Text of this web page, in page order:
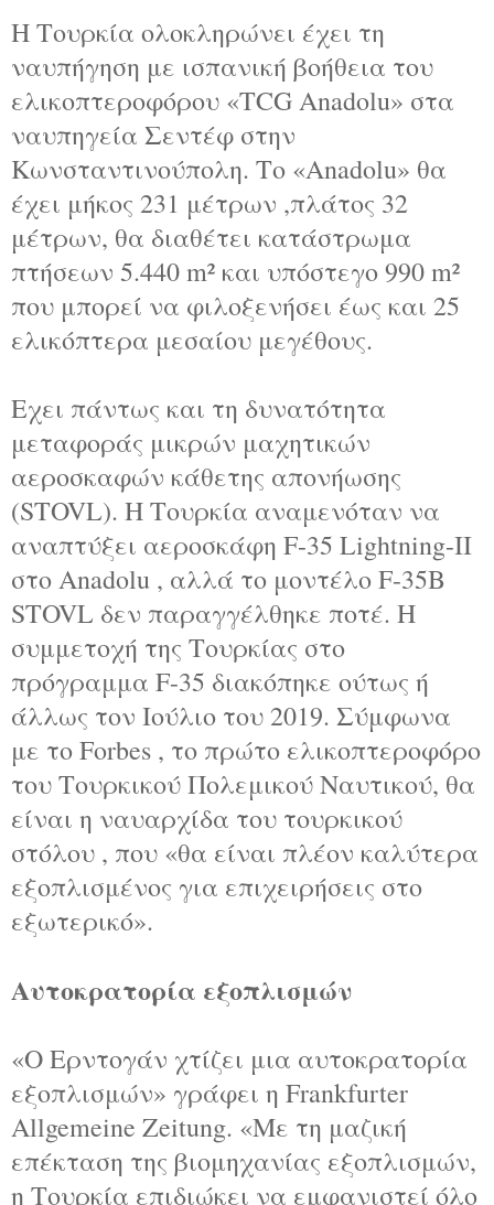
Η Τουρκία ολοκληρώνει έχει τη
ναυπήγηση με ισπανική βοήθεια του
ελικοπτεροφόρου «TCG Anadolu» στα
ναυπηγεία Σεντέφ στην
Κωνσταντινούπολη. Το «Anadolu» θα
έχει μήκος 231 μέτρων ,πλάτος 32
μέτρων, θα διαθέτει κατάστρωμα
πτήσεων 5.440 m² και υπόστεγο 990 m²
που μπορεί να φιλοξενήσει έως και 25
ελικόπτερα μεσαίου μεγέθους.
Εχει πάντως και τη δυνατότητα
μεταφοράς μικρών μαχητικών
αεροσκαφών κάθετης απονήωσης
(STOVL). Η Τουρκία αναμενόταν να
αναπτύξει αεροσκάφη F-35 Lightning-II
στο Anadolu , αλλά το μοντέλο F-35B
STOVL δεν παραγγέλθηκε ποτέ. Η
συμμετοχή της Τουρκίας στο
πρόγραμμα F-35 διακόπηκε ούτως ή
άλλως τον Ιούλιο του 2019. Σύμφωνα
με το Forbes , το πρώτο ελικοπτεροφόρο
του Τουρκικού Πολεμικού Ναυτικού, θα
είναι η ναυαρχίδα του τουρκικού
στόλου , που «θα είναι πλέον καλύτερα
εξοπλισμένος για επιχειρήσεις στο
εξωτερικό».
Αυτοκρατορία εξοπλισμών
«Ο Ερντογάν χτίζει μια αυτοκρατορία
εξοπλισμών» γράφει η Frankfurter
Allgemeine Zeitung. «Με τη μαζική
επέκταση της βιομηχανίας εξοπλισμών,
η Τουρκία επιδιώκει να εμφανιστεί όλο